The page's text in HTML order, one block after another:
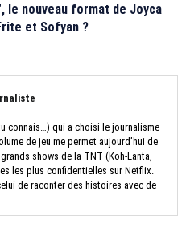
le nouveau format de Joyca
et Sofyan ?
connais…) qui a choisi le journalisme
de jeu me permet aujourd’hui de
shows de la TNT (Koh-Lanta,
les plus confidentielles sur Netflix.
de raconter des histoires avec de